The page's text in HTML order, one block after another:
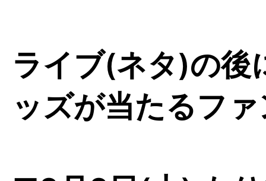
ライブ(ネタ)の後
ッズが当たるフ